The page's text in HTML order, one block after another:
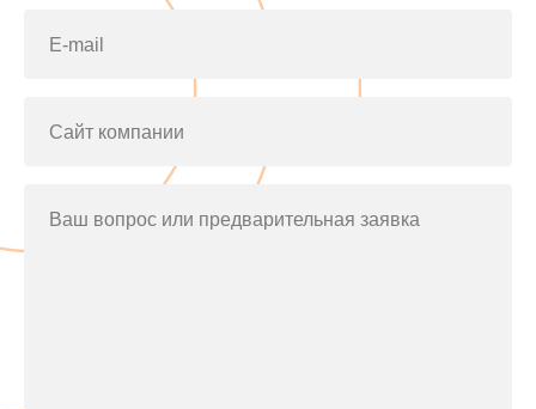
E-mail
Сайт компании
Ваш вопрос или предварительная заявка